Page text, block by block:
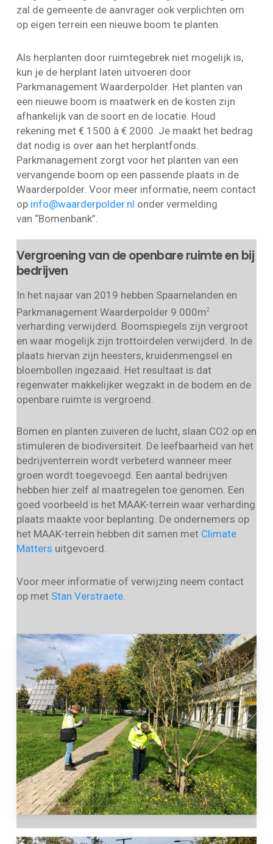
zal de gemeente de aanvrager ook verplichten om
op eigen terrein een nieuwe boom te planten.
Als herplanten door ruimtegebrek niet mogelijk is,
kun je de herplant laten uitvoeren door
Parkmanagement Waarderpolder. Het planten van
een nieuwe boom is maatwerk en de kosten zijn
afhankelijk van de soort en de locatie. Houd
rekening met € 1500 à € 2000. Je maakt het bedrag
dat nodig is over aan het herplantfonds.
Parkmanagement zorgt voor het planten van een
vervangende boom op een passende plaats in de
Waarderpolder. Voor meer informatie, neem contact
op info@waarderpolder.nl onder vermelding
van “Bomenbank”.
Vergroening van de openbare ruimte en bij
bedrijven
In het najaar van 2019 hebben Spaarnelanden en
Parkmanagement Waarderpolder 9.000m2
verharding verwijderd. Boomspiegels zijn vergroot
en waar mogelijk zijn trottoirdelen verwijderd. In de
plaats hiervan zijn heesters, kruidenmengsel en
bloembollen ingezaaid. Het resultaat is dat
regenwater makkelijker wegzakt in de bodem en de
openbare ruimte is vergroend.
Bomen en planten zuiveren de lucht, slaan CO2 op en
stimuleren de biodiversiteit. De leefbaarheid van het
bedrijventerrein wordt verbeterd wanneer meer
groen wordt toegevoegd. Een aantal bedrijven
hebben hier zelf al maatregelen toe genomen. Een
goed voorbeeld is het MAAK-terrein waar verharding
plaats maakte voor beplanting. De ondernemers op
het MAAK-terrein hebben dit samen met Climate
Matters uitgevoerd.
Voor meer informatie of verwijzing neem contact
op met Stan Verstraete.